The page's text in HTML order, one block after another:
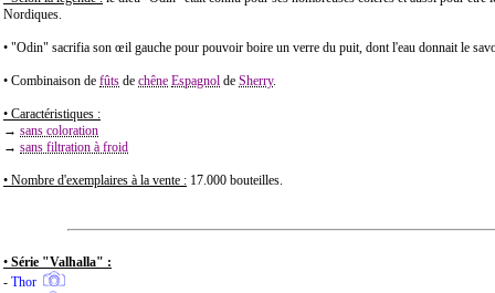
Nordiques.
• "Odin" sacrifia son œil gauche pour pouvoir boire un verre du puit, dont l'eau donnait le
• Combinaison de fûts de chêne Espagnol de Sherry.
• Caractéristiques :
→ sans coloration
→ sans filtration à froid
• Nombre d'exemplaires à la vente : 17.000 bouteilles.
• Série "Valhalla" :
- Thor